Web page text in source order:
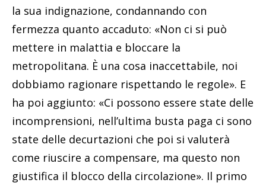
la sua indignazione, condannando con
fermezza quanto accaduto: «Non ci si può
mettere in malattia e bloccare la
metropolitana. È una cosa inaccettabile, noi
dobbiamo ragionare rispettando le regole». E
ha poi aggiunto: «Ci possono essere state delle
incomprensioni, nell’ultima busta paga ci sono
state delle decurtazioni che poi si valuterà
come riuscire a compensare, ma questo non
giustifica il blocco della circolazione». Il primo